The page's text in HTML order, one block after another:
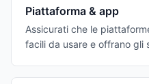
Piattaforma & app
Assicurati che le
facili da usare e offrano gli